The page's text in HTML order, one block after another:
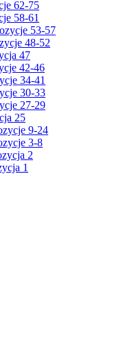
62-75
58-61
53-57
48-52
47
42-46
34-41
30-33
27-29
25
9-24
3-8
2
1